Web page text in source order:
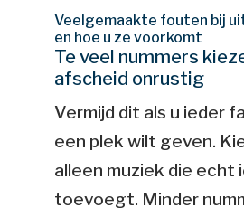
Veelgemaakte fouten bij
en hoe u ze voorkomt
Te veel nummers
afscheid onrustig
Vermijd dit als u ieder
een plek wilt geven.
alleen muziek die echt
toevoegt. Minder